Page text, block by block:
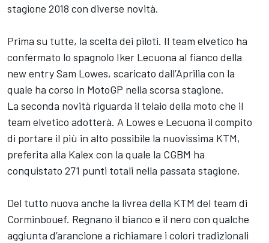
stagione 2018 con diverse novità.
Prima su tutte, la scelta dei piloti. Il team elvetico ha
confermato lo spagnolo Iker Lecuona al fianco della
new entry Sam Lowes, scaricato dall’Aprilia con la
quale ha corso in MotoGP nella scorsa stagione.
La seconda novità riguarda il telaio della moto che il
team elvetico adotterà. A Lowes e Lecuona il compito
di portare il più in alto possibile la nuovissima KTM,
preferita alla Kalex con la quale la CGBM ha
conquistato 271 punti totali nella passata stagione.
Del tutto nuova anche la livrea della KTM del team di
Corminbouef. Regnano il bianco e il nero con qualche
aggiunta d’arancione a richiamare i colori tradizionali